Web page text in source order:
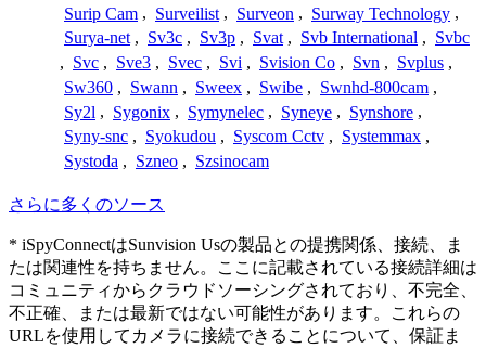
Surip Cam , Surveilist , Surveon , Surway Technology ,
Surya-net , Sv3c , Sv3p , Svat , Svb International , Svbc
, Svc , Sve3 , Svec , Svi , Svision Co , Svn , Svplus ,
Sw360 , Swann , Sweex , Swibe , Swnhd-800cam ,
Sy2l , Sygonix , Symynelec , Syneye , Synshore ,
Syny-snc , Syokudou , Syscom Cctv , Systemmax ,
Systoda , Szneo , Szsinocam
さらに多くのソース
* iSpyConnectはSunvision Usの製品との提携関係、接続、ま
たは関連性を持ちません。ここに記載されている接続詳細は
コミュニティからクラウドソーシングされており、不完全、
不正確、または最新ではない可能性があります。これらの
URLを使用してカメラに接続できることについて、保証ま